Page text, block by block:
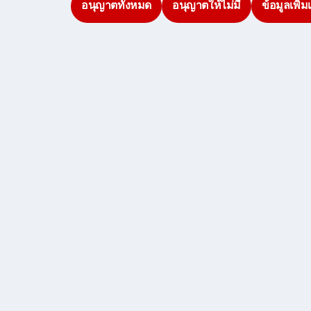
อนุญาตทั้งหมด อนุญาตให้ไม่มี ข้อมูลเพิ่ม